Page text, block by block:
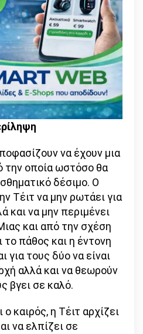
να έχουν μια
την οποία ωστόσο θα
δέσιμο. Ο
Τέιτ να μην ρωτάει για
και να μην περιμένει
και από την σχέση
το πάθος και η έντονη
για τους δύο να είναι
αλλά και να θεωρούν
βγει σε καλό.
καιρός, η Τέιτ αρχίζει
να ελπίζει σε